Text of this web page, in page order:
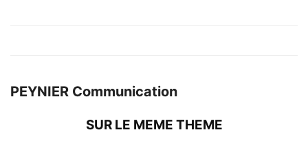
PEYNIER Communication
SUR LE MEME THEME